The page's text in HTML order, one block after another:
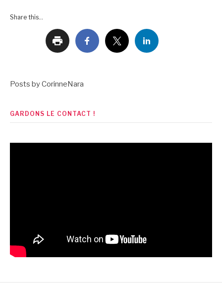
Share this...
Posts by CorinneNara
GARDONS LE CONTACT !